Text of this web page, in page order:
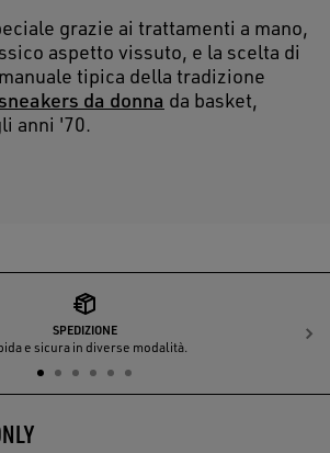
grazie ai trattamenti a mano,
aspetto vissuto, e la scelta di
tipica della tradizione
da donna da basket,
anni '70.
SPEDIZIONE
e sicura in diverse modalità.